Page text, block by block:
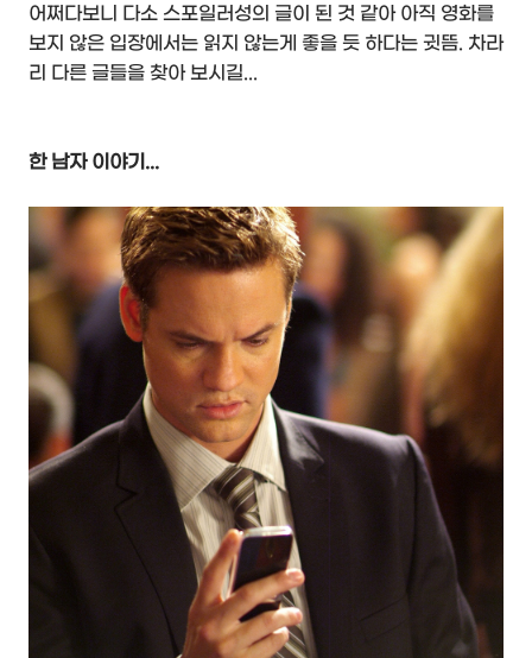
어쩌다보니 다소 스포일러성의 글이 된 것 같아 아직 영화를
보지 않은 입장에서는 읽지 않는게 좋을 듯 하다는 귓뜸. 차라
리 다른 글들을 찾아 보시길...
한 남자 이야기...